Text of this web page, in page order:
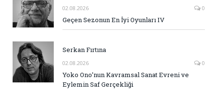
02.08.2026 0
Geçen Sezonun En İyi Oyunları IV
Serkan Fırtına
02.08.2026 0
Yoko Ono’nun Kavramsal Sanat Evreni ve
Eylemin Saf Gerçekliği